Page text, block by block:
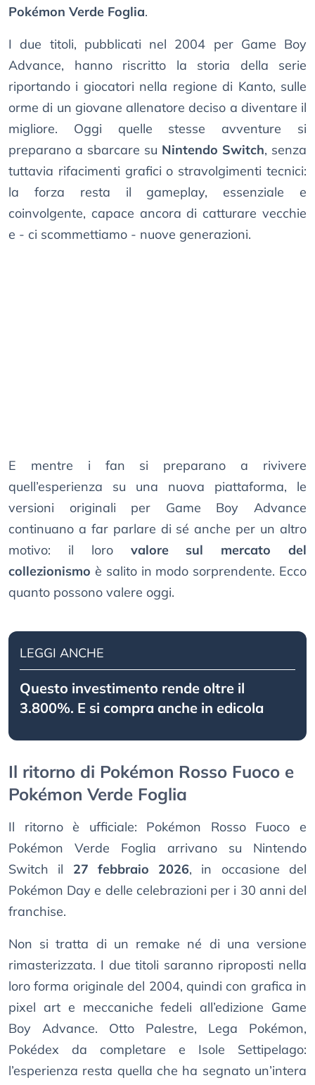
Pokémon Verde Foglia.
I due titoli, pubblicati nel 2004 per Game Boy
Advance, hanno riscritto la storia della serie
riportando i giocatori nella regione di Kanto, sulle
orme di un giovane allenatore deciso a diventare il
migliore. Oggi quelle stesse avventure si
preparano a sbarcare su Nintendo Switch, senza
tuttavia rifacimenti grafici o stravolgimenti tecnici:
la forza resta il gameplay, essenziale e
coinvolgente, capace ancora di catturare vecchie
e - ci scommettiamo - nuove generazioni.
E mentre i fan si preparano a rivivere
quell’esperienza su una nuova piattaforma, le
versioni originali per Game Boy Advance
continuano a far parlare di sé anche per un altro
motivo: il loro valore sul mercato del
collezionismo è salito in modo sorprendente. Ecco
quanto possono valere oggi.
LEGGI ANCHE
Questo investimento rende oltre il
3.800%. E si compra anche in edicola
Il ritorno di Pokémon Rosso Fuoco e
Pokémon Verde Foglia
Il ritorno è ufficiale: Pokémon Rosso Fuoco e
Pokémon Verde Foglia arrivano su Nintendo
Switch il 27 febbraio 2026, in occasione del
Pokémon Day e delle celebrazioni per i 30 anni del
franchise.
Non si tratta di un remake né di una versione
rimasterizzata. I due titoli saranno riproposti nella
loro forma originale del 2004, quindi con grafica in
pixel art e meccaniche fedeli all’edizione Game
Boy Advance. Otto Palestre, Lega Pokémon,
Pokédex da completare e Isole Settipelago:
l’esperienza resta quella che ha segnato un’intera